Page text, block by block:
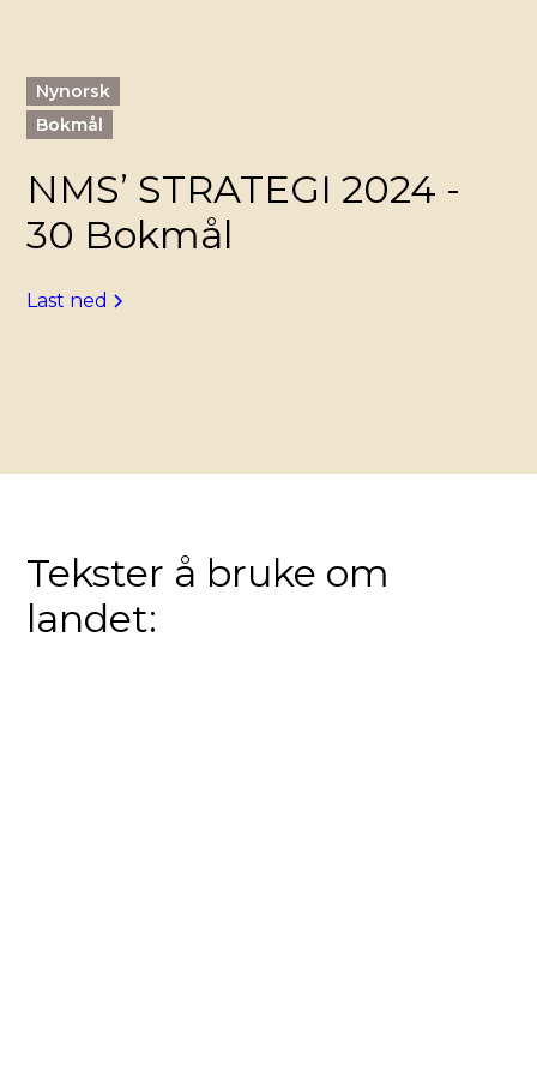
Nynorsk
Bokmål
NMS’ STRATEGI 2024 -
30 Bokmål
Last ned
Tekster å bruke om
landet: